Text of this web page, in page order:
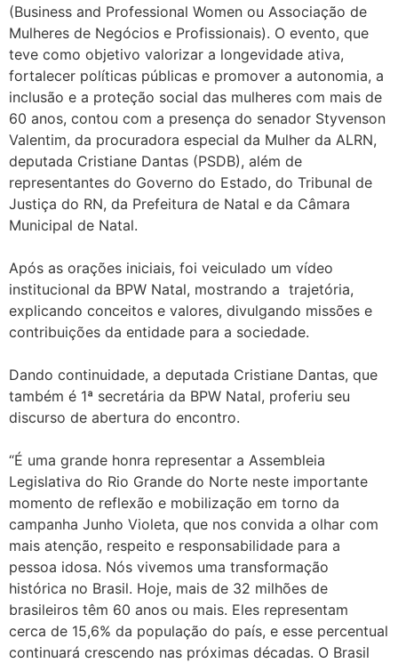
(Business and Professional Women ou Associação de
Mulheres de Negócios e Profissionais). O evento, que
teve como objetivo valorizar a longevidade ativa,
fortalecer políticas públicas e promover a autonomia, a
inclusão e a proteção social das mulheres com mais de
60 anos, contou com a presença do senador Styvenson
Valentim, da procuradora especial da Mulher da ALRN,
deputada Cristiane Dantas (PSDB), além de
representantes do Governo do Estado, do Tribunal de
Justiça do RN, da Prefeitura de Natal e da Câmara
Municipal de Natal.
Após as orações iniciais, foi veiculado um vídeo
institucional da BPW Natal, mostrando a trajetória,
explicando conceitos e valores, divulgando missões e
contribuições da entidade para a sociedade.
Dando continuidade, a deputada Cristiane Dantas, que
também é 1ª secretária da BPW Natal, proferiu seu
discurso de abertura do encontro.
“É uma grande honra representar a Assembleia
Legislativa do Rio Grande do Norte neste importante
momento de reflexão e mobilização em torno da
campanha Junho Violeta, que nos convida a olhar com
mais atenção, respeito e responsabilidade para a
pessoa idosa. Nós vivemos uma transformação
histórica no Brasil. Hoje, mais de 32 milhões de
brasileiros têm 60 anos ou mais. Eles representam
cerca de 15,6% da população do país, e esse percentual
continuará crescendo nas próximas décadas. O Brasil